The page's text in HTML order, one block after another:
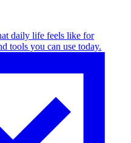
daily life feels like for
tools you can use today.